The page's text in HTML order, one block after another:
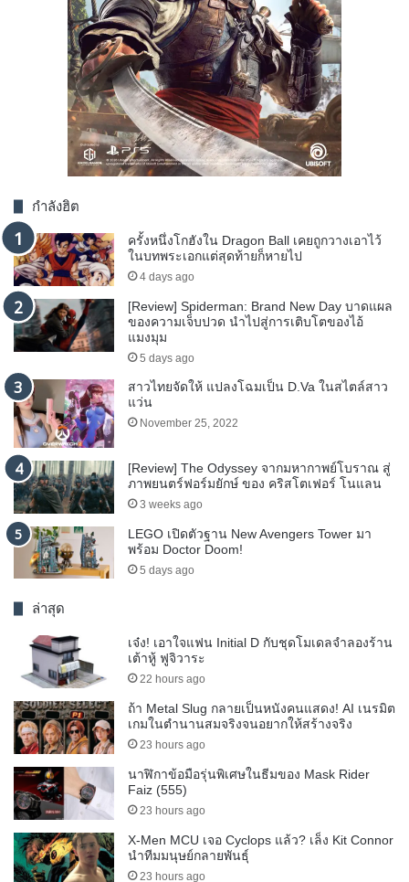
กำลังฮิต
ครั้งหนึ่งโกฮังใน Dragon Ball เคยถูกวางเอาไว้
ในบทพระเอกแต่สุดท้ายก็หายไป
4 days ago
[Review] Spiderman: Brand New Day บาดแผล
ของความเจ็บปวด นำไปสู่การเติบโตของไอ้
แมงมุม
5 days ago
สาวไทยจัดให้ แปลงโฉมเป็น D.Va ในสไตล์สาว
แว่น
November 25, 2022
[Review] The Odyssey จากมหากาพย์โบราณ สู่
ภาพยนตร์ฟอร์มยักษ์ ของ คริสโตเฟอร์ โนแลน
3 weeks ago
LEGO เปิดตัวฐาน New Avengers Tower มา
พร้อม Doctor Doom!
5 days ago
ล่าสุด
เจ๋ง! เอาใจแฟน Initial D กับชุดโมเดลจำลองร้าน
เต้าหู้ ฟูจิวาระ
22 hours ago
ถ้า Metal Slug กลายเป็นหนังคนแสดง! AI เนรมิต
เกมในตำนานสมจริงจนอยากให้สร้างจริง
23 hours ago
นาฬิกาข้อมือรุ่นพิเศษในธีมของ Mask Rider
Faiz (555)
23 hours ago
X-Men MCU เจอ Cyclops แล้ว? เล็ง Kit Connor
นำทีมมนุษย์กลายพันธุ์
23 hours ago